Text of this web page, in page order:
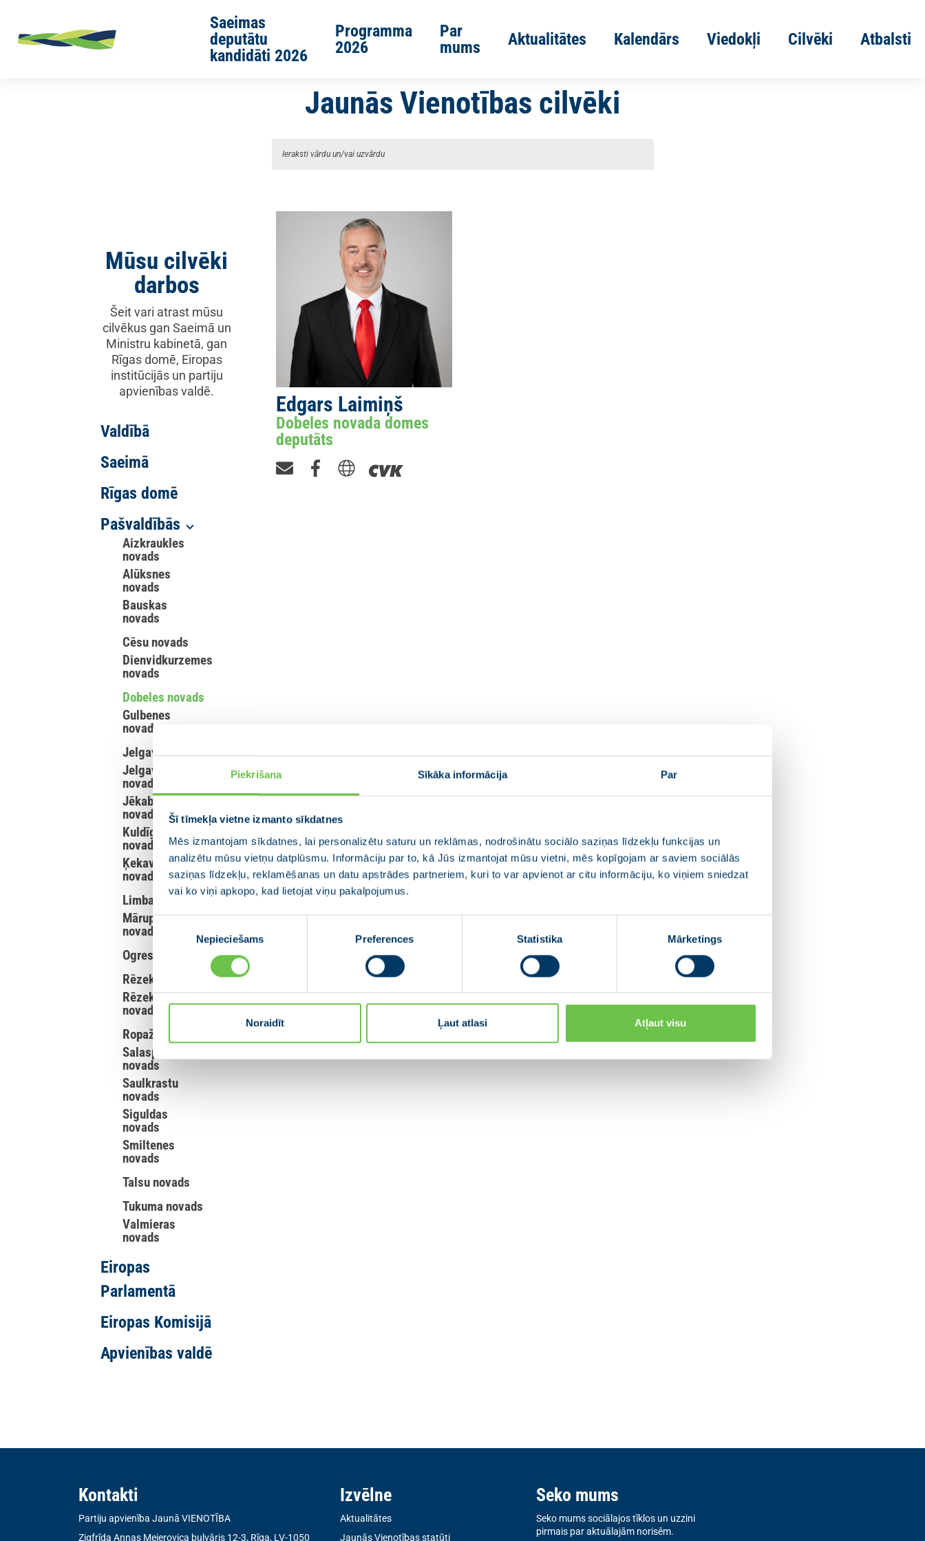
Piekrišana Sīkāka informācija Par
Šī tīmekļa vietne izmanto sīkdatnes
Mēs izmantojam sīkdatnes, lai personalizētu saturu un reklāmas, nodrošinātu sociālo saziņas līdzekļu funkcijas un
analizētu mūsu vietņu datplūsmu. Informāciju par to, kā Jūs izmantojat mūsu vietni, mēs kopīgojam ar saviem sociālās
saziņas līdzekļu, reklamēšanas un datu apstrādes partneriem, kuri to var apvienot ar citu informāciju, ko viņiem sniedzat
vai ko viņi apkopo, kad lietojat viņu pakalpojumus.
Piekrišanas
izvēle
Nepieciešams Preferences Statistika Mārketings
Noraidīt Ļaut atlasi Atļaut visu
Saeimas
deputātu
kandidāti 2026
Programma
2026
Par
mums
Aktualitātes Kalendārs Viedokļi Cilvēki Atbalsti
Jaunās Vienotības cilvēki
Mūsu cilvēki
darbos
Šeit vari atrast mūsu
cilvēkus gan Saeimā un
Ministru kabinetā, gan
Rīgas domē, Eiropas
institūcijās un partiju
apvienības valdē.
Valdībā
Saeimā
Rīgas domē
Pašvaldībās
Aizkraukles
novads
Alūksnes
novads
Bauskas
novads
Cēsu novads
Dienvidkurzemes
novads
Dobeles novads
Gulbenes
novads
Jelgava
Jelgavas
novads
Jēkabpils
novads
Kuldīgas
novads
Ķekavas
novads
Limbažu novads
Mārupes
novads
Ogres novads
Rēzekne
Rēzeknes
novads
Ropažu novads
Salaspils
novads
Saulkrastu
novads
Siguldas
novads
Smiltenes
novads
Talsu novads
Tukuma novads
Valmieras
novads
Eiropas
Parlamentā
Eiropas Komisijā
Apvienības valdē
Edgars Laimiņš
Dobeles novada domes
deputāts
Kontakti
Partiju apvienība Jaunā VIENOTĪBA
Zigfrīda Annas Meierovica bulvāris 12-3, Rīga, LV-1050
Izvēlne
Aktualitātes
Jaunās Vienotības statūti
Seko mums
Seko mums sociālajos tīklos un uzzini
pirmais par aktuālajām norisēm.